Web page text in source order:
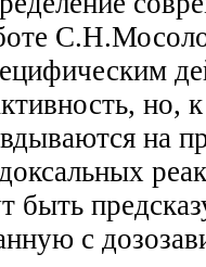
но,
на
быть
с